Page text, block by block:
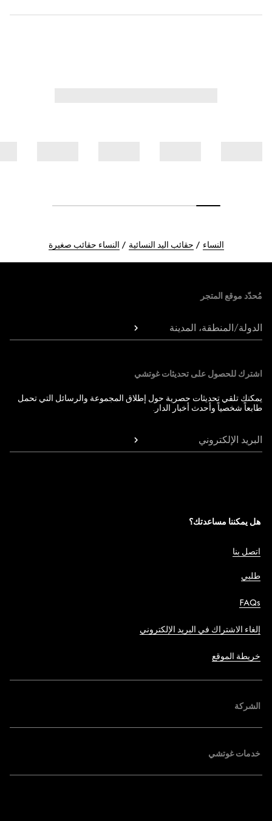
النساء حقائب اليد النسائية النساء حقائب صغيرة
مُحدّد موقع المتجر
الدولة/المنطقة، المدينة
اشترك للحصول على تحديثات غوتشي
يمكنك تلقي تحديثات حصرية حول إطلاق المجموعة والرسائل التي تحمل
طابعاً شخصياً وأحدث أخبار الدار.
البريد الإلكتروني
هل يمكننا مساعدتك؟
اتصل بنا
طلبي
FAQs
إلغاء الاشتراك في البريد الإلكتروني
خريطة الموقع
الشركة
خدمات غوتشي